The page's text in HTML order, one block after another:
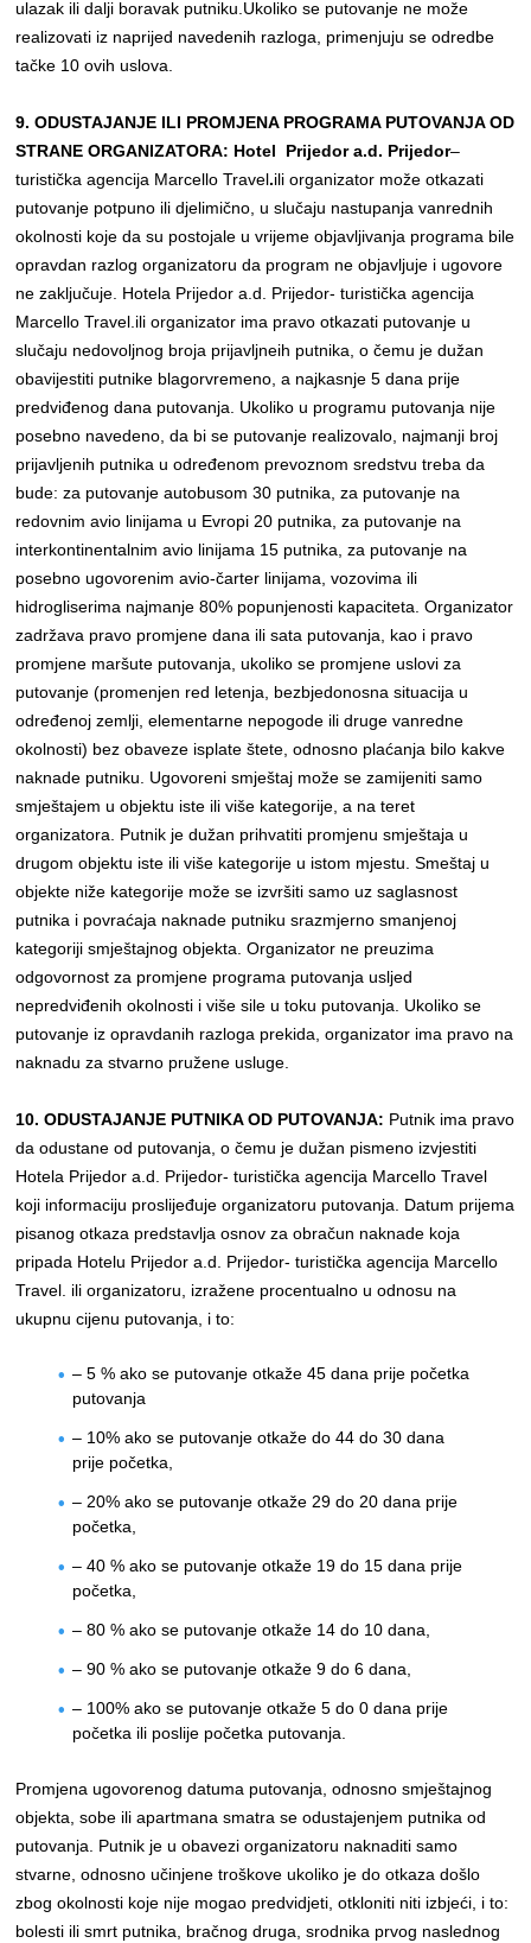
ulazak ili dalji boravak putniku.Ukoliko se putovanje ne može
realizovati iz naprijed navedenih razloga, primenjuju se odredbe
tačke 10 ovih uslova.
9. ODUSTAJANJE ILI PROMJENA PROGRAMA PUTOVANJA OD
STRANE ORGANIZATORA: Hotel Prijedor a.d. Prijedor–
turistička agencija Marcello Travel.ili organizator može otkazati
putovanje potpuno ili djelimično, u slučaju nastupanja vanrednih
okolnosti koje da su postojale u vrijeme objavljivanja programa bile
opravdan razlog organizatoru da program ne objavljuje i ugovore
ne zaključuje. Hotela Prijedor a.d. Prijedor- turistička agencija
Marcello Travel.ili organizator ima pravo otkazati putovanje u
slučaju nedovoljnog broja prijavljneih putnika, o čemu je dužan
obavijestiti putnike blagorvremeno, a najkasnje 5 dana prije
predviđenog dana putovanja. Ukoliko u programu putovanja nije
posebno navedeno, da bi se putovanje realizovalo, najmanji broj
prijavljenih putnika u određenom prevoznom sredstvu treba da
bude: za putovanje autobusom 30 putnika, za putovanje na
redovnim avio linijama u Evropi 20 putnika, za putovanje na
interkontinentalnim avio linijama 15 putnika, za putovanje na
posebno ugovorenim avio-čarter linijama, vozovima ili
hidrogliserima najmanje 80% popunjenosti kapaciteta. Organizator
zadržava pravo promjene dana ili sata putovanja, kao i pravo
promjene maršute putovanja, ukoliko se promjene uslovi za
putovanje (promenjen red letenja, bezbjedonosna situacija u
određenoj zemlji, elementarne nepogode ili druge vanredne
okolnosti) bez obaveze isplate štete, odnosno plaćanja bilo kakve
naknade putniku. Ugovoreni smještaj može se zamijeniti samo
smještajem u objektu iste ili više kategorije, a na teret
organizatora. Putnik je dužan prihvatiti promjenu smještaja u
drugom objektu iste ili više kategorije u istom mjestu. Smeštaj u
objekte niže kategorije može se izvršiti samo uz saglasnost
putnika i povraćaja naknade putniku srazmjerno smanjenoj
kategoriji smještajnog objekta. Organizator ne preuzima
odgovornost za promjene programa putovanja usljed
nepredviđenih okolnosti i više sile u toku putovanja. Ukoliko se
putovanje iz opravdanih razloga prekida, organizator ima pravo na
naknadu za stvarno pružene usluge.
10. ODUSTAJANJE PUTNIKA OD PUTOVANJA: Putnik ima pravo
da odustane od putovanja, o čemu je dužan pismeno izvjestiti
Hotela Prijedor a.d. Prijedor- turistička agencija Marcello Travel
koji informaciju proslijeđuje organizatoru putovanja. Datum prijema
pisanog otkaza predstavlja osnov za obračun naknade koja
pripada Hotelu Prijedor a.d. Prijedor- turistička agencija Marcello
Travel. ili organizatoru, izražene procentualno u odnosu na
ukupnu cijenu putovanja, i to:
– 5 % ako se putovanje otkaže 45 dana prije početka
putovanja
– 10% ako se putovanje otkaže do 44 do 30 dana
prije početka,
– 20% ako se putovanje otkaže 29 do 20 dana prije
početka,
– 40 % ako se putovanje otkaže 19 do 15 dana prije
početka,
– 80 % ako se putovanje otkaže 14 do 10 dana,
– 90 % ako se putovanje otkaže 9 do 6 dana,
– 100% ako se putovanje otkaže 5 do 0 dana prije
početka ili poslije početka putovanja.
Promjena ugovorenog datuma putovanja, odnosno smještajnog
objekta, sobe ili apartmana smatra se odustajenjem putnika od
putovanja. Putnik je u obavezi organizatoru naknaditi samo
stvarne, odnosno učinjene troškove ukoliko je do otkaza došlo
zbog okolnosti koje nije mogao predvidjeti, otkloniti niti izbjeći, i to:
bolesti ili smrt putnika, bračnog druga, srodnika prvog naslednog